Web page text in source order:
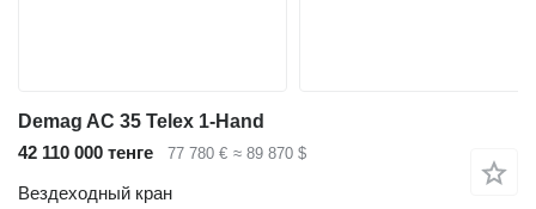
Demag AC 35 Telex 1-Hand
42 110 000 тенге
77 780 € ≈ 89 870 $
Вездеходный кран